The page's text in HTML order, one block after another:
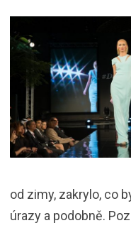
od zimy, zakrylo, co
úrazy a podobně.